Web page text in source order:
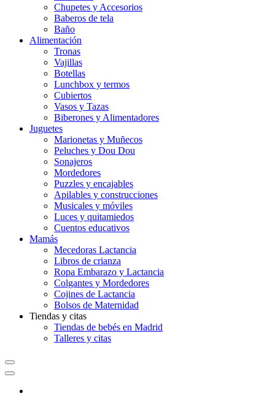
Chupetes y Accesorios
Baberos de tela
Baño
Alimentación
Tronas
Vajillas
Botellas
Lunchbox y termos
Cubiertos
Vasos y Tazas
Biberones y Alimentadores
Juguetes
Marionetas y Muñecos
Peluches y Dou Dou
Sonajeros
Mordedores
Puzzles y encajables
Apilables y construcciones
Musicales y móviles
Luces y quitamiedos
Cuentos educativos
Mamás
Mecedoras Lactancia
Libros de crianza
Ropa Embarazo y Lactancia
Colgantes y Mordedores
Cojines de Lactancia
Bolsos de Maternidad
Tiendas y citas
Tiendas de bebés en Madrid
Talleres y citas